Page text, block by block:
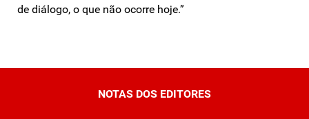
de diálogo, o que não ocorre hoje.”
NOTAS DOS EDITORES